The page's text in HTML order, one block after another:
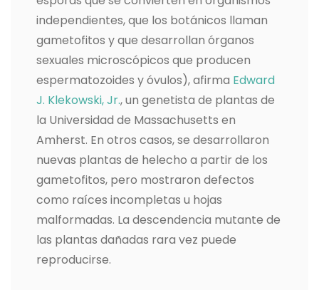
independientes, que los botánicos llaman
gametofitos y que desarrollan órganos
sexuales microscópicos que producen
espermatozoides y óvulos), afirma Edward
J. Klekowski, Jr., un genetista de plantas de
la Universidad de Massachusetts en
Amherst. En otros casos, se desarrollaron
nuevas plantas de helecho a partir de los
gametofitos, pero mostraron defectos
como raíces incompletas u hojas
malformadas. La descendencia mutante de
las plantas dañadas rara vez puede
reproducirse.